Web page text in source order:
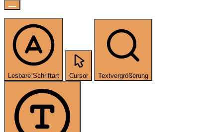
Lesbare Schriftart Cursor Textvergrößerung